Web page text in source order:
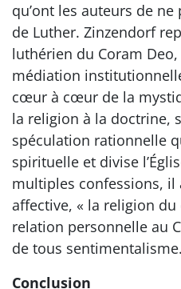
qu’ont les auteurs de
de Luther. Zinzendorf
luthérien du Coram
médiation
cœur à cœur de la
la religion à la doctrine,
spéculation rationnelle
spirituelle et divise
multiples confessions, il
affective, « la religion
relation personnelle au
de tous sentimentalisme.
Conclusion